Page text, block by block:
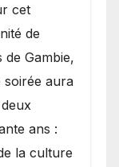
cet
de
de Gambie,
soirée aura
ans :
la culture